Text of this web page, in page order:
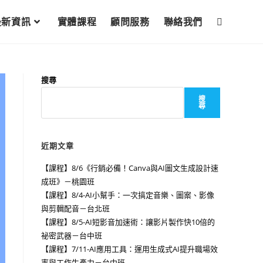
資訊 實體課程 顧問服務 聯絡我們
搜尋
搜
尋
近期文章
【課程】8/6《行銷必備！Canva與AI圖文生成設計速
成班》－桃園班
【課程】8/4-AI小幫手：一次搞定音樂、圖案、影像
與剪輯配音－台北班
【課程】8/5-AI短影音加速術：讓影片製作快10倍的
祕密武器－台中班
【課程】7/11-AI應用工具：運用生成式AI提升職場效